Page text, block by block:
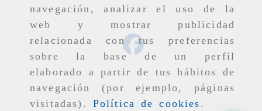
navegación, analizar el uso de la
web y mostrar publicidad
relacionada con tus preferencias
sobre la base de un perfil
elaborado a partir de tus hábitos de
navegación (por ejemplo, páginas
visitadas). Política de cookies .